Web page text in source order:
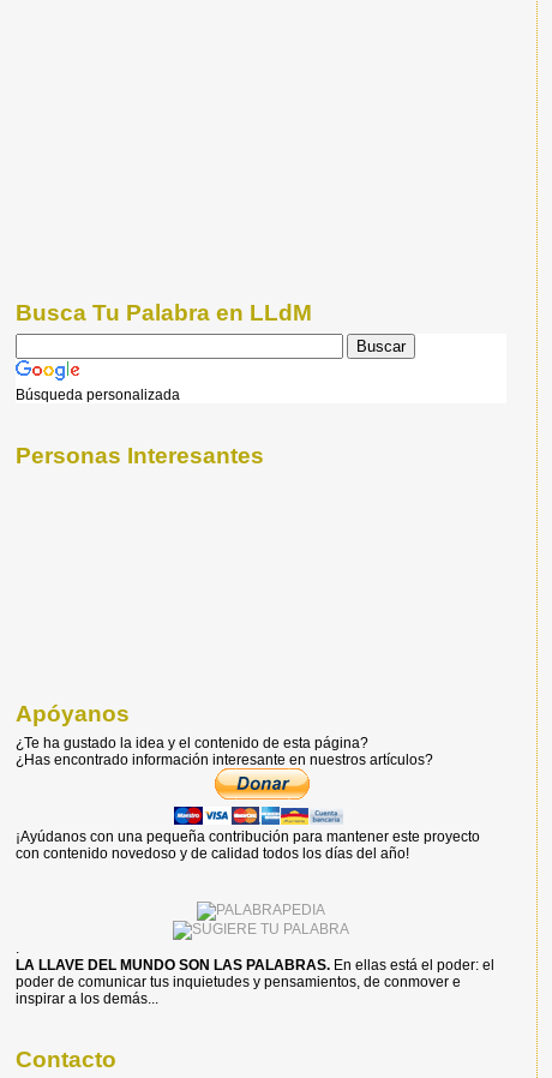
Busca Tu Palabra en LLdM
Búsqueda personalizada
Personas Interesantes
Apóyanos
¿Te ha gustado la idea y el contenido de esta página?
¿Has encontrado información interesante en nuestros artículos?
¡Ayúdanos con una pequeña contribución para mantener este proyecto
con contenido novedoso y de calidad todos los días del año!
LA LLAVE DEL MUNDO SON LAS PALABRAS. En ellas está el poder: el
poder de comunicar tus inquietudes y pensamientos, de conmover e
inspirar a los demás...
Contacto